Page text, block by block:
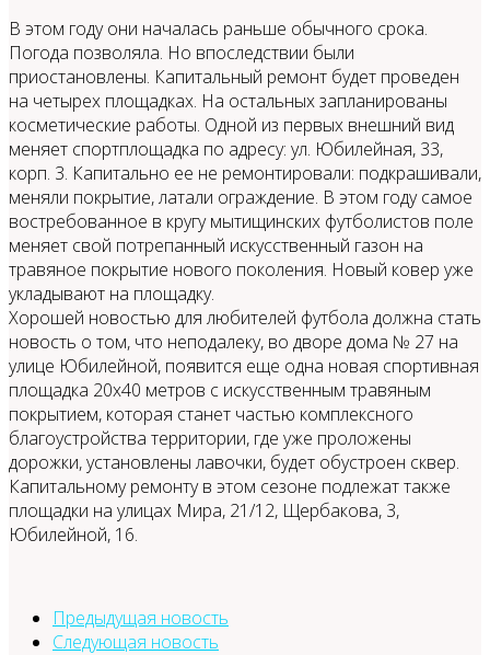
В этом году они началась раньше обычного срока.
Погода позволяла. Но впоследствии были
приостановлены. Капитальный ремонт будет проведен
на четырех площадках. На остальных запланированы
косметические работы. Одной из первых внешний вид
меняет спортплощадка по адресу: ул. Юбилейная, 33,
корп. 3. Капитально ее не ремонтировали: подкрашивали,
меняли покрытие, латали ограждение. В этом году самое
востребованное в кругу мытищинских футболистов поле
меняет свой потрепанный искусственный газон на
травяное покрытие нового поколения. Новый ковер уже
укладывают на площадку.
Хорошей новостью для любителей футбола должна стать
новость о том, что неподалеку, во дворе дома № 27 на
улице Юбилейной, появится еще одна новая спортивная
площадка 20х40 метров с искусственным травяным
покрытием, которая станет частью комплексного
благоустройства территории, где уже проложены
дорожки, установлены лавочки, будет обустроен сквер.
Капитальному ремонту в этом сезоне подлежат также
площадки на улицах Мира, 21/12, Щербакова, 3,
Юбилейной, 16.
Предыдущая новость
Следующая новость